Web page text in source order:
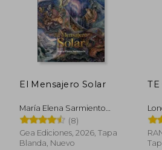
El Mensajero Solar
María Elena Sarmiento
Vallejos
(8)
Gea Ediciones, 2026, Tapa
Blanda, Nuevo
TE